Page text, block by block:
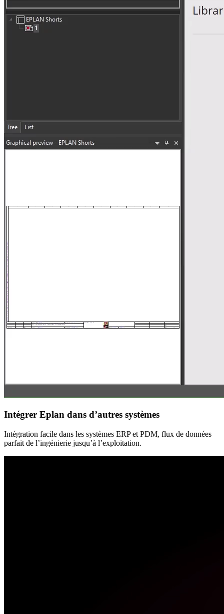
Intégrer Eplan dans d’autres systèmes
Intégration facile dans les systèmes ERP et PDM, flux de données
parfait de l’ingénierie jusqu’à l’exploitation.